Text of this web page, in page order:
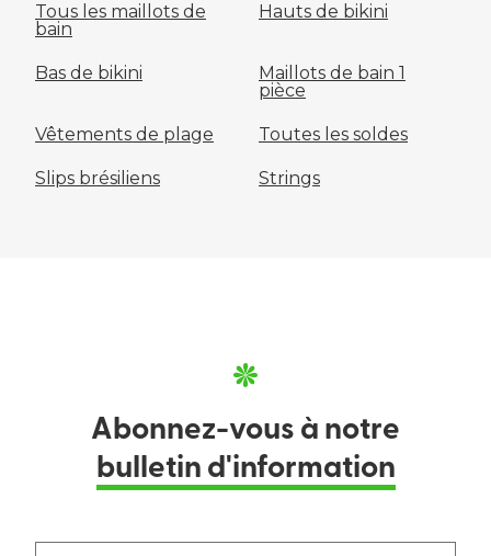
Tous les maillots de
bain
Hauts de bikini
Bas de bikini
Maillots de bain 1
pièce
Vêtements de plage Toutes les soldes
Slips brésiliens Strings
Abonnez-vous à notre
bulletin d'information